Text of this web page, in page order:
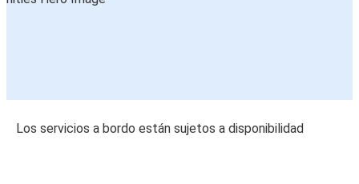
Los servicios a bordo están sujetos a disponibilidad